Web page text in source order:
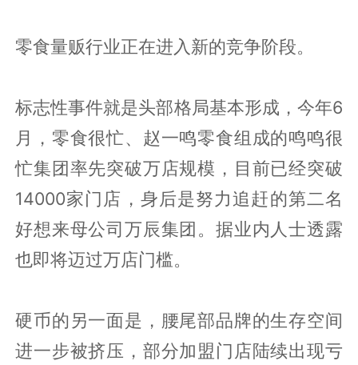
零食量贩行业正在进入新的竞争阶段。
标志性事件就是头部格局基本形成，今年6
月，零食很忙、赵一鸣零食组成的鸣鸣很
忙集团率先突破万店规模，目前已经突破
14000家门店，身后是努力追赶的第二名
好想来母公司万辰集团。据业内人士透露
也即将迈过万店门槛。
硬币的另一面是，腰尾部品牌的生存空间
进一步被挤压，部分加盟门店陆续出现亏